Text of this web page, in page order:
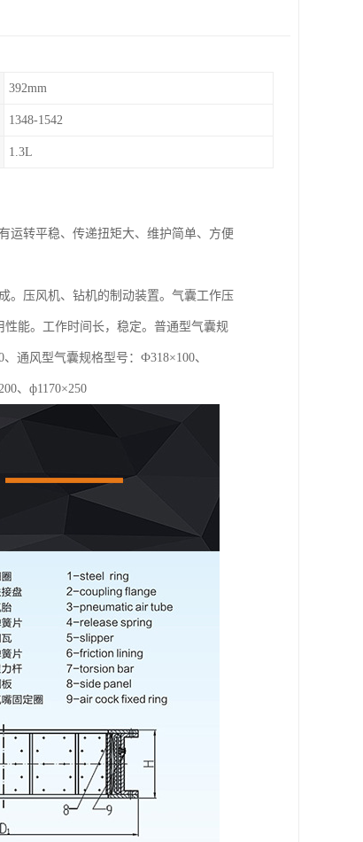
392mm
1348-1542
1.3L
运转平稳、传递扭矩大、维护简单、方便
。压风机、钻机的制动装置。气囊工作压
能。工作时间长，稳定。普通型气囊规
通风型气囊规格型号：Ф318×100、
、ф1170×250